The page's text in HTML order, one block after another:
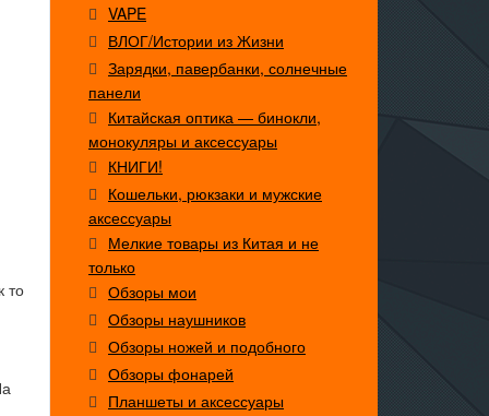
то
VAPE
ВЛОГ/Истории из Жизни
Зарядки, павербанки, солнечные
панели
Китайская оптика — бинокли,
монокуляры и аксессуары
КНИГИ!
Кошельки, рюкзаки и мужские
аксессуары
Мелкие товары из Китая и не
только
Обзоры мои
Обзоры наушников
Обзоры ножей и подобного
Обзоры фонарей
Планшеты и аксессуары